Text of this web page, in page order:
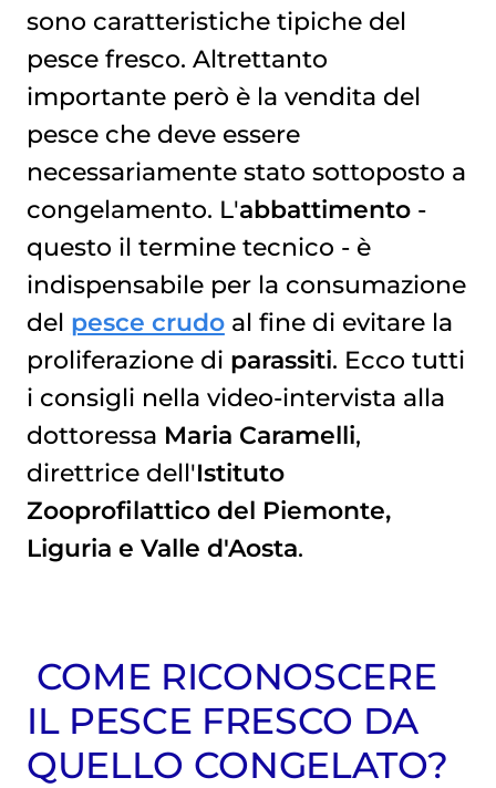
sono caratteristiche tipiche del
pesce fresco. Altrettanto
importante però è la vendita del
pesce che deve essere
necessariamente stato sottoposto a
congelamento. L'abbattimento-
questo il termine tecnico - è
indispensabile per la consumazione
del pesce crudoal fine di evitare la
proliferazione di parassiti. Ecco tutti
i consigli nella video-intervista alla
dottoressa Maria Caramelli,
direttrice dell'Istituto
Zooprofilattico del Piemonte,
Liguria e Valle d'Aosta.
COME RICONOSCERE
IL PESCE FRESCO DA
QUELLO CONGELATO?